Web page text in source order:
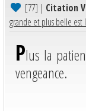
[77] | Citation
grande et plus belle est
Plus la
vengeance.